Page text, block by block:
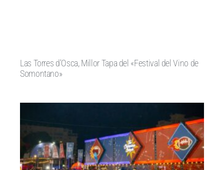
Las Torres d’Osca, Millor Tapa del «Festival del Vino de
Somontano»